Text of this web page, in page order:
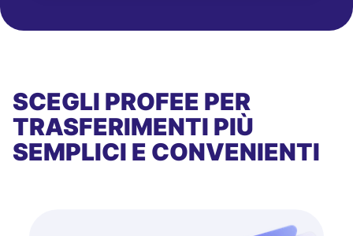
SCEGLI PROFEE PER
TRASFERIMENTI PIÙ
SEMPLICI E CONVENIENTI